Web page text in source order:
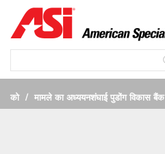
को मामले का अध्ययनशंघाई पुडोंग विकास बैंक